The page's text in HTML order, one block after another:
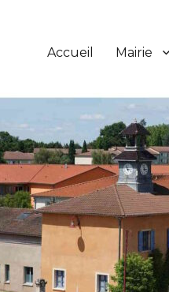
Accueil Mairie